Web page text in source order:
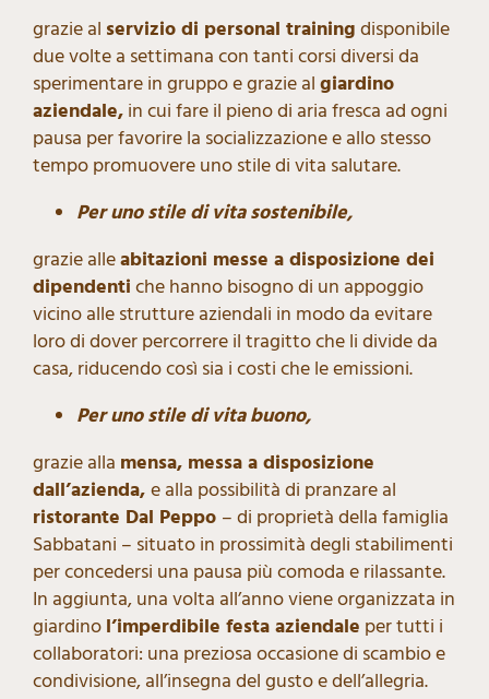
grazie al servizio di personal trainingdisponibile
due volte a settimana con tanti corsi diversi da
sperimentare in gruppo e grazie algiardino
aziendale,in cui fare il pieno di aria fresca ad ogni
pausa per favorire la socializzazione e allo stesso
tempo promuovere uno stile di vita salutare.
Per uno stile di vita sostenibile,
grazie alleabitazioni messe a disposizione dei
dipendentiche hanno bisogno di un appoggio
vicino alle strutture aziendali in modo da evitare
loro di dover percorrere il tragitto che li divide da
casa, riducendo così sia i costi che le emissioni.
Per uno stile di vita buono,
grazie alla mensa, messa a disposizione
dall’azienda,e alla possibilità di pranzare al
ristorante Dal Peppo – di proprietà della famiglia
Sabbatani – situato in prossimità degli stabilimenti
per concedersi una pausa più comoda e rilassante.
In aggiunta, una volta all’anno viene organizzata in
giardinol’imperdibile festa aziendale per tutti i
collaboratori: una preziosa occasione di scambio e
condivisione, all’insegna del gusto e dell’allegria.